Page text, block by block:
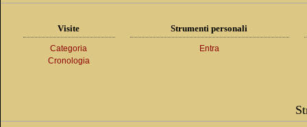
Visite
Categoria
Cronologia
Strumenti personali
Entra